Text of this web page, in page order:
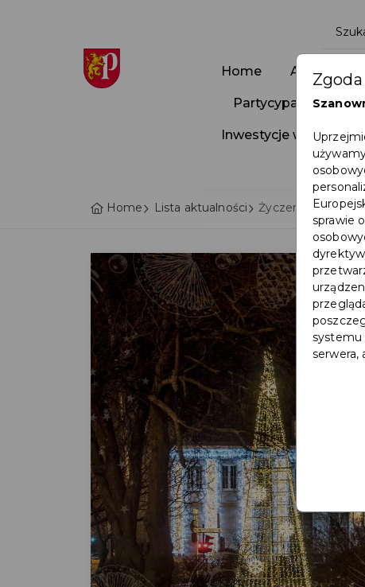
Home Aktualności
Partycypacja
Inwestycje w
Home Lista aktualności Życzenia
sprawie
systemu
serwera,